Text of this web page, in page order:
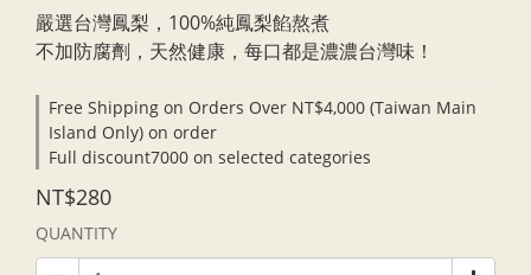
嚴選台灣鳳梨，100%純鳳梨餡熬煮
不加防腐劑，天然健康，每口都是濃濃台灣味！
Free Shipping on Orders Over NT$4,000 (Taiwan Main
Island Only) on order
Full discount7000 on selected categories
NT$280
QUANTITY